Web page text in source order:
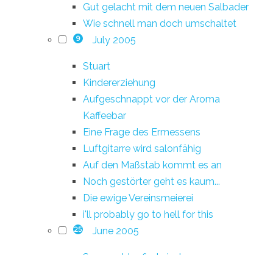
Gut gelacht mit dem neuen Salbader
Wie schnell man doch umschaltet
9 July 2005
Stuart
Kindererziehung
Aufgeschnappt vor der Aroma
Kaffeebar
Eine Frage des Ermessens
Luftgitarre wird salonfähig
Auf den Maßstab kommt es an
Noch gestörter geht es kaum...
Die ewige Vereinsmeierei
i'll probably go to hell for this
25 June 2005